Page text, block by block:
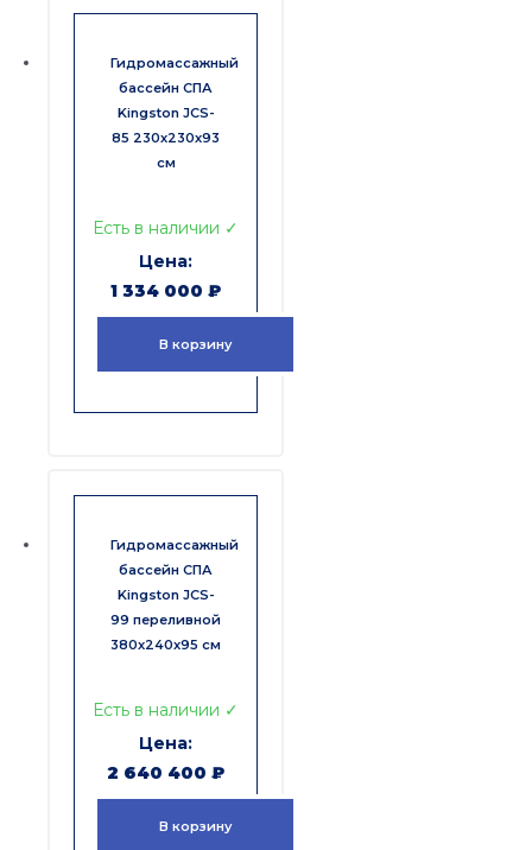
Гидромассажный
бассейн СПА
Kingston JCS-
85 230x230x93
см
Есть в наличии ✓
1 334 000 ₽
В корзину
Гидромассажный
бассейн СПА
Kingston JCS-
99 переливной
380x240x95 см
Есть в наличии ✓
2 640 400 ₽
В корзину